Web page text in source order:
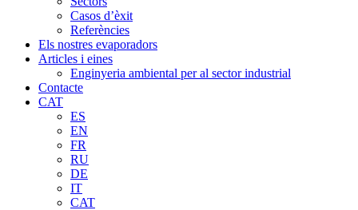
Casos d’èxit
Referències
Els nostres evaporadors
Articles i eines
Enginyeria ambiental per al sector industrial
Contacte
CAT
ES
EN
FR
RU
DE
IT
CAT